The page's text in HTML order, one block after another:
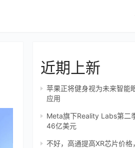
近期上新
苹果正将健身视为未来智能
应用
Meta旗下Reality Labs第二
46亿美元
不好，高通提高XR芯片价格